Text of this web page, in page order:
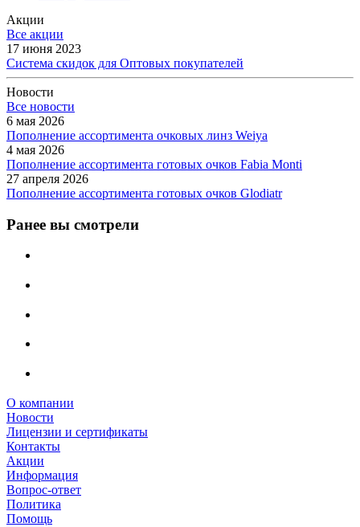
Акции
Все акции
17 июня 2023
Система скидок для Оптовых покупателей
Новости
Все новости
6 мая 2026
Пополнение ассортимента очковых линз Weiya
4 мая 2026
Пополнение ассортимента готовых очков Fabia Monti
27 апреля 2026
Пополнение ассортимента готовых очков Glodiatr
Ранее вы смотрели
О компании
Новости
Лицензии и сертификаты
Контакты
Акции
Информация
Вопрос-ответ
Политика
Помощь